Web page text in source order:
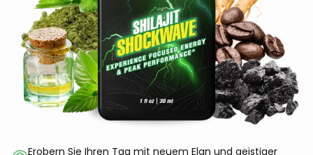
Erobern Sie Ihren Tag mit neuem Elan und geistiger